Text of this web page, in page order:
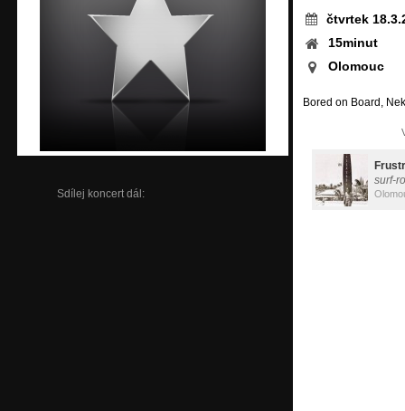
Sdílej koncert dál:
čtvrtek
15minut
Olomouc
Bored on Board,
surf-